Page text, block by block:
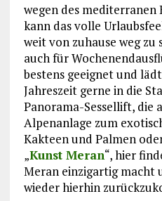
wegen des
kann das volle
weit von zuhause weg zu
auch für
bestens geeignet und
Jahreszeit gerne in die
Panorama-Sessellift, die
Alpenanlage zum
Kakteen und Palmen
„Kunst Meran“, hier
Meran einzigartig macht
wieder hierhin